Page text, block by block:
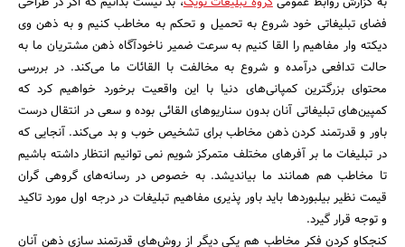
فضای تبلیغاتی خود شروع به تحمیل و تحکم به مخاطب کنیم و به ذهن وی
دیکته وار مفاهیم را القا کنیم به سرعت ضمیر ناخودآگاه ذهن مشتریان ما به
حالت تدافعی درآمده و شروع به مخالفت با القائات ما می‌کند. در بررسی
محتوای بزرگترین کمپانی‌های دنیا با این واقعیت برخورد خواهیم کرد که
کمپین‌های تبلیغاتی آنان بدون سناریوهای القائی بوده و سعی در انتقال درست
باور و قدرتمند کردن ذهن مخاطب برای تشخیص خوب و بد می‌کند. آنجایی که
در تبلیغات ما بر آفرهای مختلف متمرکز شویم نمی توانیم انتظار داشته باشیم
تا مخاطب هم همانند ما بیاندیشد. به خصوص در رسانه‌های گروهی گران
قیمت نظیر بیلبوردها باید باور پذیری مفاهیم تبلیغات در درجه اول مورد تاکید
و توجه قرار گیرد.
کنجکاو کردن فکر مخاطب هم یکی دیگر از روش‌های قدرتمند سازی ذهن آنان